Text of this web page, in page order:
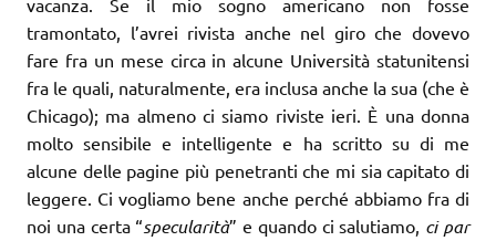
vacanza. Se il mio sogno americano non fosse
tramontato, l’avrei rivista anche nel giro che dovevo
fare fra un mese circa in alcune Università statunitensi
fra le quali, naturalmente, era inclusa anche la sua (che è
Chicago); ma almeno ci siamo riviste ieri. È una donna
molto sensibile e intelligente e ha scritto su di me
alcune delle pagine più penetranti che mi sia capitato di
leggere. Ci vogliamo bene anche perché abbiamo fra di
noi una certa “specularità” e quando ci salutiamo, ci par